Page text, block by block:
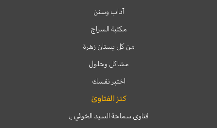
آداب وسنن
مكتبة السراج
من كل بستان زهرة
مشاكل وحلول
اختبر نفسك
كنز الفتاوىٰ
فتاوى سماحة السيد الخوئيره